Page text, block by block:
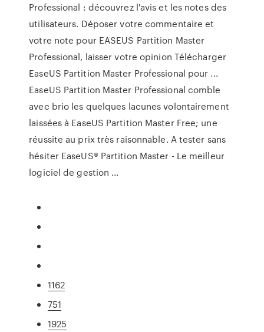
Professional : découvrez l'avis et les notes des
utilisateurs. Déposer votre commentaire et
votre note pour EASEUS Partition Master
Professional, laisser votre opinion Télécharger
EaseUS Partition Master Professional pour ...
EaseUS Partition Master Professional comble
avec brio les quelques lacunes volontairement
laissées à EaseUS Partition Master Free; une
réussite au prix très raisonnable. A tester sans
hésiter EaseUS® Partition Master - Le meilleur
logiciel de gestion ...
1162
751
1925